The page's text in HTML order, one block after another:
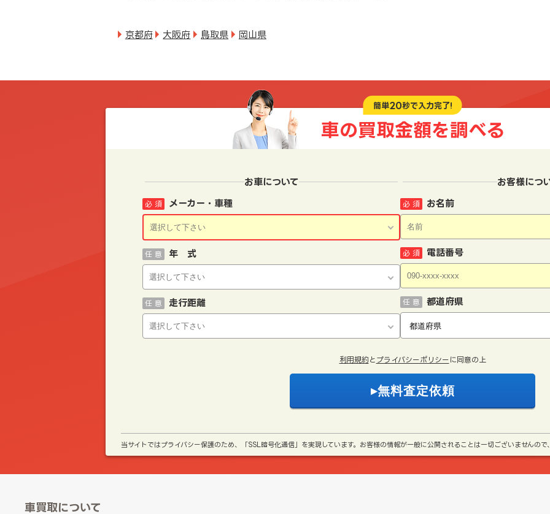
京都府 大阪府 鳥取県 岡山県
簡単20秒で入力完了!
車の買取金額を調べる
お車について
メーカー・車種
必 須
年 式
任 意
走行距離
任 意
お客様につ
お名前
必 須
電話番号
必 須
都道府県
任 意
利用規約 と プライバシーポリシー に同意の上
当サイトではプライバシー保護のため、「SSL暗号化通信」を実現しています。お客様の情報が一般に公開されることは一切ございませんの
車買取について